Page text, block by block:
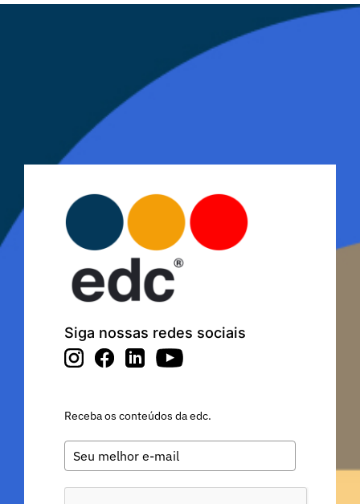
Siga nossas redes sociais
Receba os conteúdos da edc.